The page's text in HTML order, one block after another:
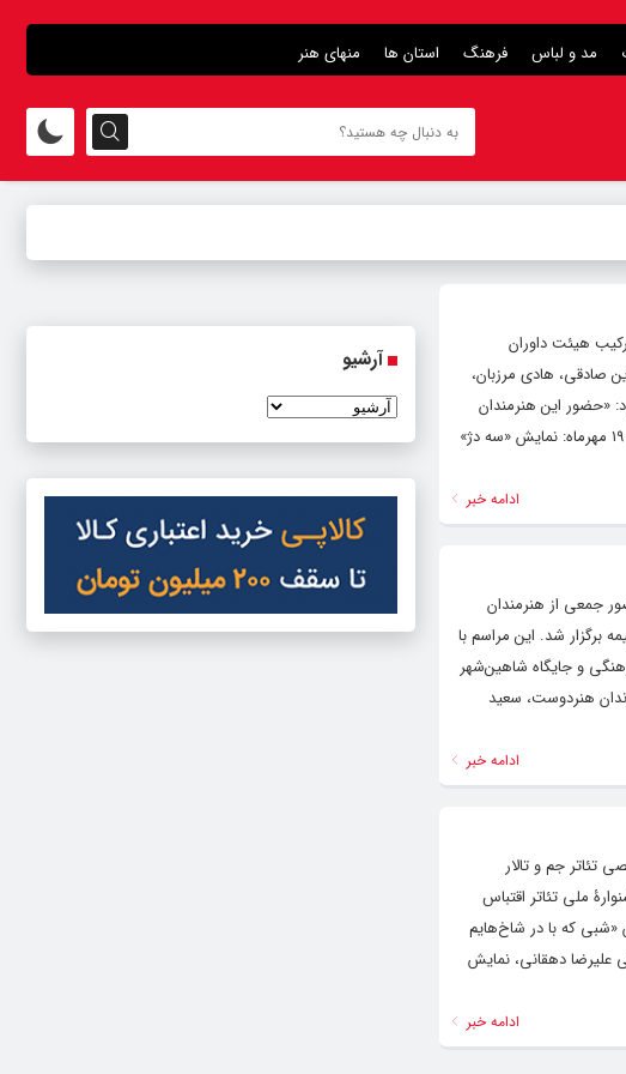
مد و لباس فرهنگ استان ها منهای هنر
هیئت داوران
صادقی، هادی مرزبان،
«حضور این هنرمندان
صاحب‌نام پشتوانه‌ای ارزشمند برای ارزیابی دقیق و منصفانه‌ی آثار اقتباسی شرکت‌کنندگان است.» جدول اجراهای شنبه ۱۹ مهرماه: نمایش «سه دژ»
ادامه خبر
جمعی از هنرمندان
برگزار شد. این مراسم با
و جایگاه شاهین‌شهر
هنردوست، سعید
ادامه خبر
تخصصی تئاتر جم و تالار
ملی تئاتر اقتباس
«شبی که با در شاخ‌هایم
علیرضا دهقانی، نمایش
ادامه خبر
آرشیو